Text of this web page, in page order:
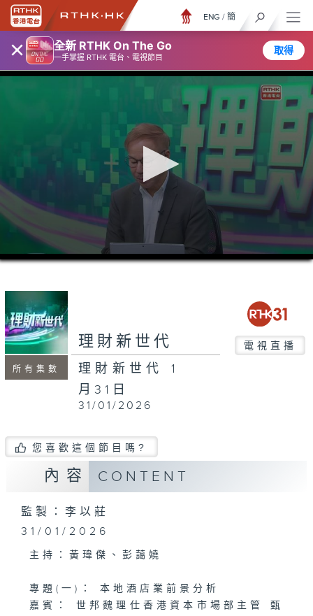
× 全新 RTHK On The Go
一手掌握 RTHK 電台、電視節目
取得
ENG / 簡
0
seconds
seconds
所有集數
理財新世代 電視直播
理財新世代 1
月31日
31/01/2026
您喜歡這個節目嗎?
內容 CONTENT
監製：李以莊
31/01/2026
主持：黃瑋傑、彭藹嬈
專題(一)： 本地酒店業前景分析
嘉賓： 世邦魏理仕香港資本市場部主管 甄